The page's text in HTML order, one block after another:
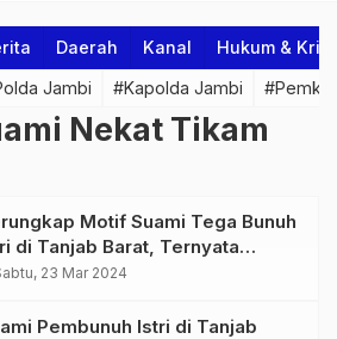
Daerah Kanal Hukum &
Jambi #Kapolda Jambi
Nekat Tikam
Motif Suami Tega Bunuh
di Tanjab Barat, Ternyata
23 Mar 2024
Pembunuh Istri di Tanjab